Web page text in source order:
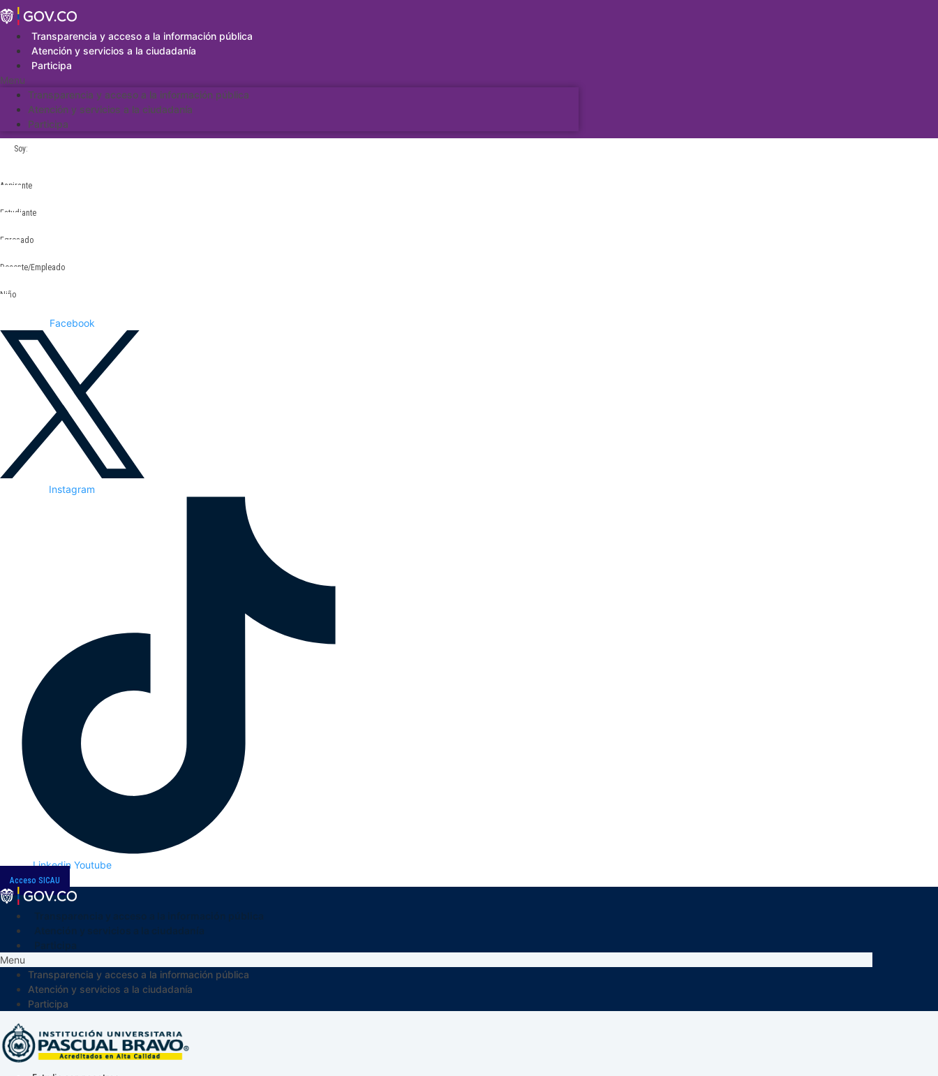
Saltar
al
contenidoTransparencia y acceso a la información pública
Atención y servicios a la ciudadanía
Participa
Menu
Transparencia y acceso a la información pública
Atención y servicios a la ciudadanía
Participa
Soy:
Aspirante
Estudiante
Egresado
Docente/Empleado
Niño
Facebook
Instagram
Linkedin Youtube
Acceso SICAU
Menu
Transparencia y acceso a la información pública
Atención y servicios a la ciudadanía
Participa